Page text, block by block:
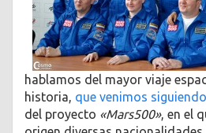
hablamos del mayor viaje
historia, que venimos
del proyecto «Mars500», en el